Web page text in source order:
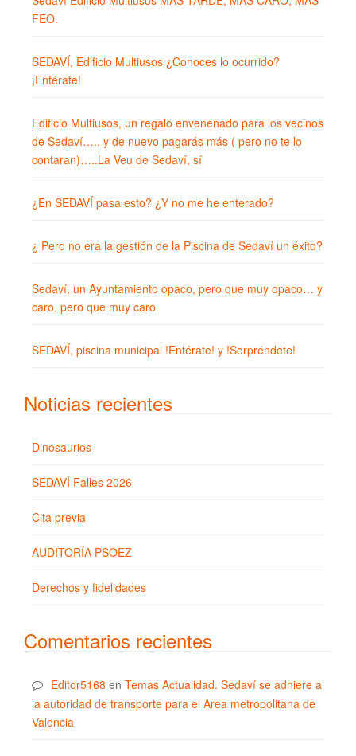
FEO.
SEDAVÍ, Edificio Multiusos ¿Conoces lo ocurrido?
¡Entérate!
Edificio Multiusos, un regalo envenenado para los vecinos
de Sedaví….. y de nuevo pagarás más ( pero no te lo
contaran)…..La Veu de Sedaví, sí
¿En SEDAVÍ pasa esto? ¿Y no me he enterado?
¿ Pero no era la gestión de la Piscina de Sedaví un éxito?
Sedaví, un Ayuntamiento opaco, pero que muy opaco… y
caro, pero que muy caro
SEDAVÍ, piscina municipal !Entérate! y !Sorpréndete!
Noticias recientes
Dinosaurios
SEDAVÍ Falles 2026
Cita previa
AUDITORÍA PSOEZ
Derechos y fidelidades
Comentarios recientes
Editor5168 en Temas Actualidad. Sedaví se adhiere a
la autoridad de transporte para el Area metropolitana de
Valencia